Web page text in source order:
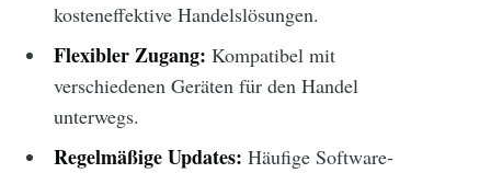
kosteneffektive Handelslösungen.
Flexibler Zugang: Kompatibel mit
verschiedenen Geräten für den Handel
unterwegs.
Regelmäßige Updates: Häufige Software-